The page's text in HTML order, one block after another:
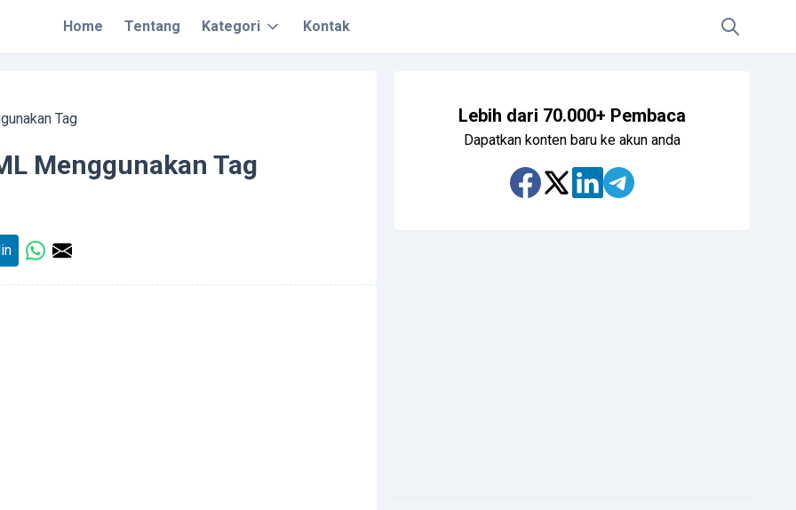
Home Tentang Kategori Kontak
Tag
Menggunakan Tag
Lebih dari 70.000+ Pembaca
Dapatkan konten baru ke akun anda